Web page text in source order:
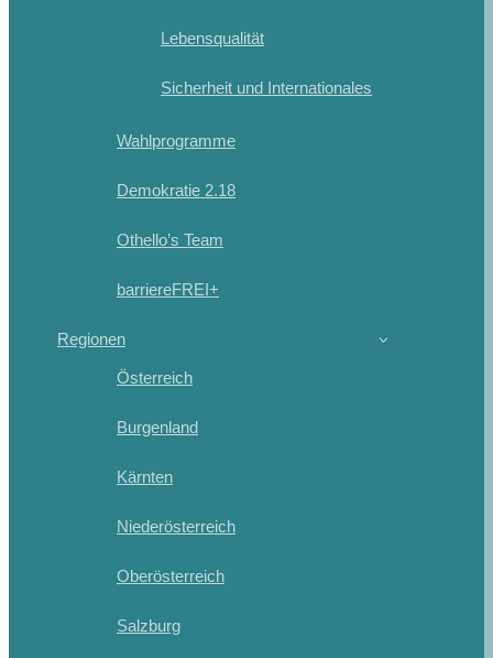
Lebensqualität
Sicherheit und Internationales
Wahlprogramme
Demokratie 2.18
Othello’s Team
barriereFREI+
Regionen
Österreich
Burgenland
Kärnten
Niederösterreich
Oberösterreich
Salzburg